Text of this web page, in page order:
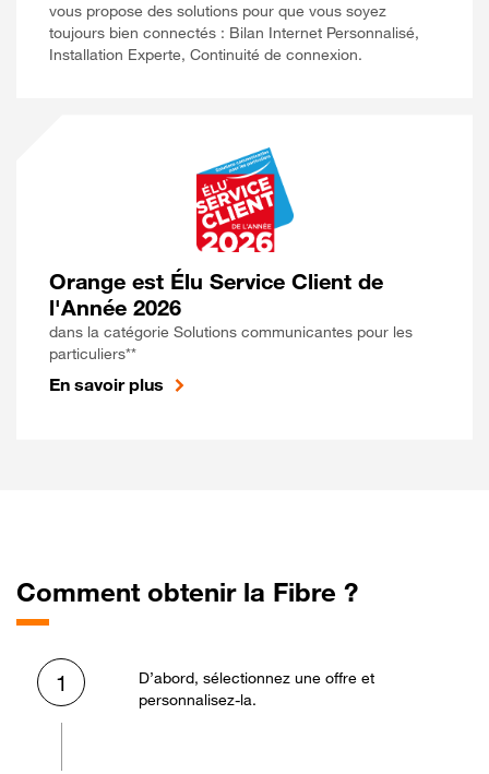
vous propose des solutions pour que vous soyez
toujours bien connectés : Bilan Internet Personnalisé,
Installation Experte, Continuité de connexion.
Orange est Élu Service Client de
l'Année 2026
dans la catégorie Solutions communicantes pour les
particuliers**
En savoir plus
Comment obtenir la Fibre ?
1
D’abord, sélectionnez une offre et
personnalisez-la.